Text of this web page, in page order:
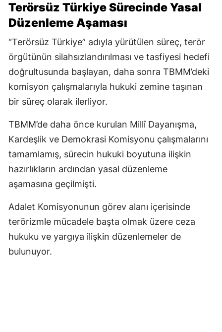
Terörsüz Türkiye Sürecinde Yasal
Düzenleme Aşaması
“Terörsüz Türkiye” adıyla yürütülen süreç, terör
örgütünün silahsızlandırılması ve tasfiyesi hedefi
doğrultusunda başlayan, daha sonra TBMM’deki
komisyon çalışmalarıyla hukuki zemine taşınan
bir süreç olarak ilerliyor.
TBMM’de daha önce kurulan Millî Dayanışma,
Kardeşlik ve Demokrasi Komisyonu çalışmalarını
tamamlamış, sürecin hukuki boyutuna ilişkin
hazırlıkların ardından yasal düzenleme
aşamasına geçilmişti.
Adalet Komisyonunun görev alanı içerisinde
terörizmle mücadele başta olmak üzere ceza
hukuku ve yargıya ilişkin düzenlemeler de
bulunuyor.